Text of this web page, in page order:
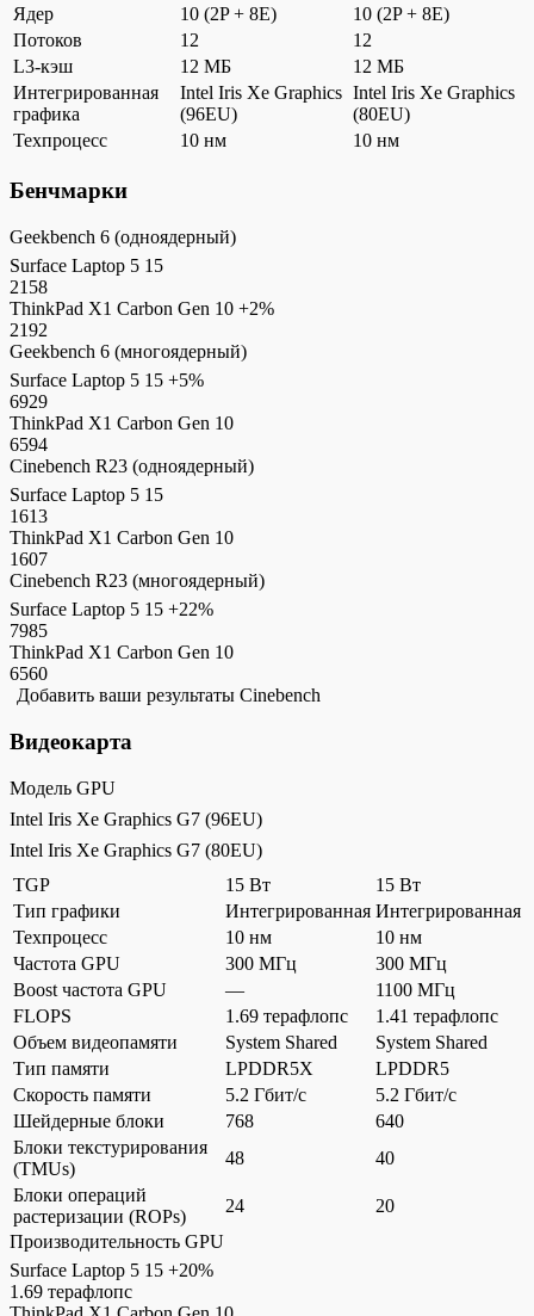
Ядер
10 (2P + 8E)
10 (2P + 8E)
Потоков
12
12
L3-кэш
12 МБ
12 МБ
Интегрированная
графика
Intel Iris Xe Graphics
(96EU)
Intel Iris Xe Graphics
(80EU)
Техпроцесс
10 нм 10 нм
Бенчмарки
Geekbench 6 (одноядерный)
Surface Laptop 5 15
2158
ThinkPad X1 Carbon Gen 10 +2%
2192
Geekbench 6 (многоядерный)
Surface Laptop 5 15 +5%
6929
ThinkPad X1 Carbon Gen 10
6594
Cinebench R23 (одноядерный)
Surface Laptop 5 15
1613
ThinkPad X1 Carbon Gen 10
1607
Cinebench R23 (многоядерный)
Surface Laptop 5 15 +22%
7985
ThinkPad X1 Carbon Gen 10
6560
Добавить ваши результаты Cinebench
Видеокарта
Модель GPU
Intel Iris Xe Graphics G7 (96EU)
Intel Iris Xe Graphics G7 (80EU)
TGP
15 Вт
15 Вт
Тип графики
Интегрированная Интегрированная
Техпроцесс
10 нм
10 нм
Частота GPU
300 МГц
300 МГц
Boost частота GPU
—
1100 МГц
FLOPS
1.69 терафлопс
1.41 терафлопс
Объем видеопамяти
System Shared
System Shared
Тип памяти
LPDDR5X
LPDDR5
Скорость памяти
5.2 Гбит/с
5.2 Гбит/с
Шейдерные блоки
768
640
Блоки текстурирования
(TMUs)
48
40
Блоки операций
растеризации (ROPs)
24
20
Производительность GPU
Surface Laptop 5 15 +20%
1.69 терафлопс